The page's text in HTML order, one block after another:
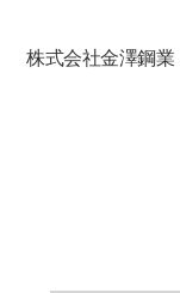
​株式会社金澤鋼業